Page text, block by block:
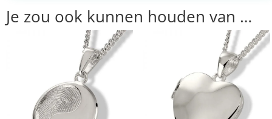
Je zou ook kunnen houden van …